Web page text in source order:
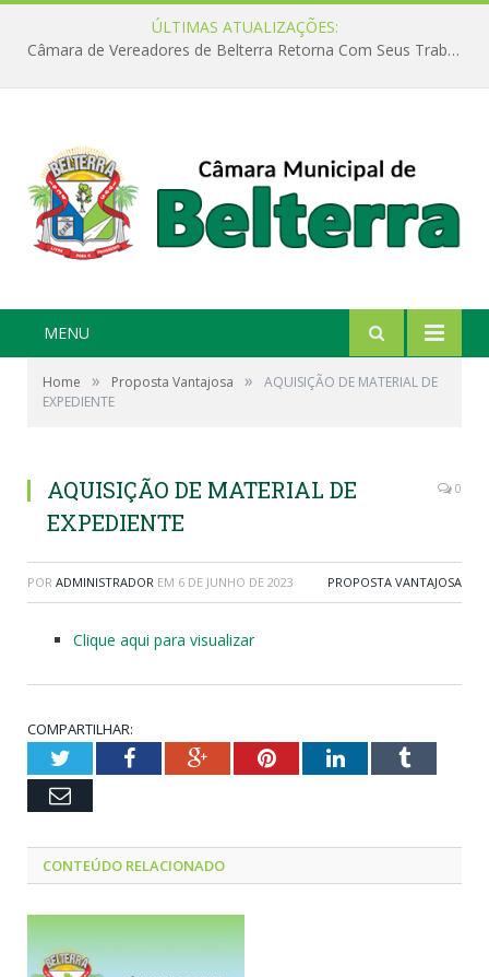
ÚLTIMAS ATUALIZAÇÕES:
Câmara de Vereadores de Belterra Retorna Com Seus Trabalhos Legislativos
MENU
Home » Proposta Vantajosa »
AQUISIÇÃO DE MATERIAL DE
EXPEDIENTE
AQUISIÇÃO DE MATERIAL DE
EXPEDIENTE
0
POR ADMINISTRADOR EM 6 DE JUNHO DE 2023 PROPOSTA VANTAJOSA
Clique aqui para visualizar
COMPARTILHAR:
TwitterFacebookGoogle+PinterestLinkedInTumblr
Email
CONTEÚDO RELACIONADO